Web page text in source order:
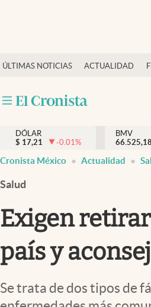
ÚLTIMAS NOTICIAS ACTUALIDAD
Actualidad
Internacionales
Opinión
Brand Strategy
Vida y estilo
Tv
Espiritualidad
DÓLAR
$ 17,21 -0.01%
BMV
66.525,18
Cronista México Actualidad
Salud
Exigen
país y
Se trata de dos tipos de